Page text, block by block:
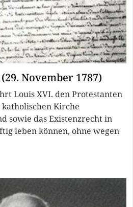
November 1787)
Louis XVI. den Protestanten
Kirche
sowie das Existenzrecht in
leben können, ohne wegen